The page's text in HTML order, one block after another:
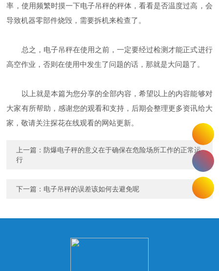
率，使用频繁时摸一下电子吊秤的秤体，看看是否温度过高，会
导致机器零部件烧毁，需要拆机来检查了。
总之，电子吊秤在使用之前，一定要经过检测才能正式进行
高空作业，否则在使用中发生了问题的话，那就是大问题了。
以上就是本篇为您分享的全部内容，希望以上的内容能够对
大家有所帮助，感谢您的观看和支持，后期会整理更多资讯给大
家，敬请关注探花在线观看的网站更新。
上一篇： 防爆电子秤的意义在于确保在危险场所工作的正常运
行
下一篇： 电子吊秤的误差该如何去避免呢